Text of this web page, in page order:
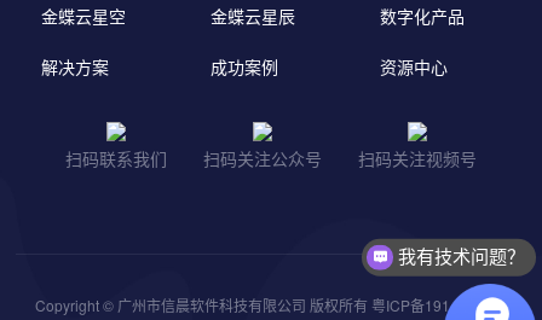
金蝶云星空 金蝶云星辰 数字化产品
解决方案 成功案例 资源中心
扫码联系我们 扫码关注公众号 扫码关注视频号
Copyright © 广州市信晨软件科技有限公司 版权所有 粤ICP备19149976号
我有技术问题？